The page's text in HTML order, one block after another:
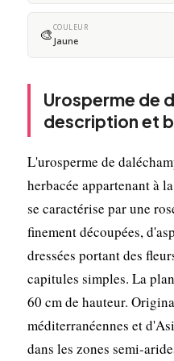
🎨COULEUR
Jaune
Urosperme de
description et
L'urosperme de
herbacée appartenant à
se caractérise par une
finement découpées,
dressées portant des
capitules simples. La
60 cm de hauteur.
méditerranéennes et
dans les zones semi-